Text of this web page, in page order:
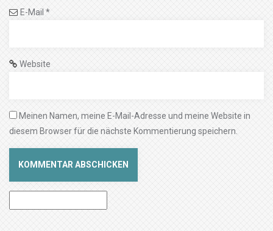
E-Mail *
Website
Meinen Namen, meine E-Mail-Adresse und meine Website in
diesem Browser für die nächste Kommentierung speichern.